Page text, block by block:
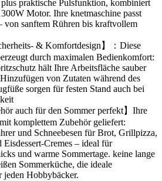
praktische Pulsfunktion, kombiniert
Motor. Ihre knetmaschine passt
von sanftem Rühren bis kraftvollem
& Komfortdesign】：Diese
durch maximalen Bedienkomfort:
hält Ihre Arbeitsfläche sauber
von Zutaten während des
sorgen für festen Stand auch bei
auch für den Sommer perfekt】Ihre
komplettem Zubehör geliefert:
und Schneebesen für Brot, Grillpizza,
Eisdessert-Cremes – ideal für
und warme Sommertage. keine lange
Sommerküche, die ideale
jeden Hobbybäcker.